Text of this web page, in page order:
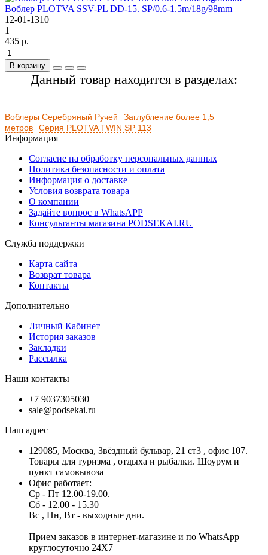
Воблер PLOTVA SSV-PL DD-15. SP/0.6-1.5m/18g/98mm
12-01-1310
1
435 р.
В корзину
Данный товар находится в разделах:
Воблеры Серебряный Ручей
Заглубление более 1,5
метров
Серия PLOTVA TWIN SP 113
Информация
Согласие на обработку персональных данных
Политика безопасности и оплата
Информация о доставке
Условия возврата товара
О компании
Задайте вопрос в WhatsAPP
Консультанты магазина PODSEKAI.RU
Служба поддержки
Карта сайта
Возврат товара
Контакты
Дополнительно
Личный Кабинет
История заказов
Закладки
Рассылка
Наши контакты
+7 9037305030
sale@podsekai.ru
Наш адрес
129085, Москва, Звёздный бульвар, 21 ст3 , офис 107.
Товары для туризма , отдыха и рыбалки. Шоурум и
пункт самовывоза
Офис работает:
Ср - Пт 12.00-19.00.
Сб - 12.00 - 15.30
Вс , Пн, Вт - выходные дни.
Прием заказов в интернет-магазине и по WhatsApp
круглосуточно 24X7